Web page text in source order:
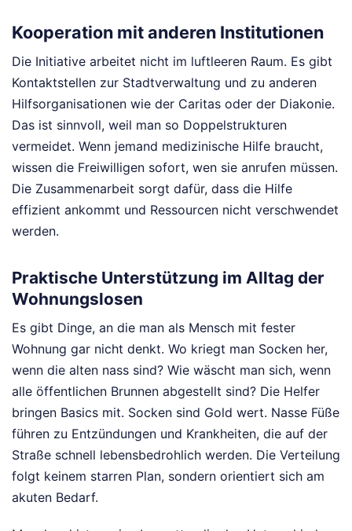
Kooperation mit anderen Institutionen
Die Initiative arbeitet nicht im luftleeren Raum. Es gibt
Kontaktstellen zur Stadtverwaltung und zu anderen
Hilfsorganisationen wie der Caritas oder der Diakonie.
Das ist sinnvoll, weil man so Doppelstrukturen
vermeidet. Wenn jemand medizinische Hilfe braucht,
wissen die Freiwilligen sofort, wen sie anrufen müssen.
Die Zusammenarbeit sorgt dafür, dass die Hilfe
effizient ankommt und Ressourcen nicht verschwendet
werden.
Praktische Unterstützung im Alltag der
Wohnungslosen
Es gibt Dinge, an die man als Mensch mit fester
Wohnung gar nicht denkt. Wo kriegt man Socken her,
wenn die alten nass sind? Wie wäscht man sich, wenn
alle öffentlichen Brunnen abgestellt sind? Die Helfer
bringen Basics mit. Socken sind Gold wert. Nasse Füße
führen zu Entzündungen und Krankheiten, die auf der
Straße schnell lebensbedrohlich werden. Die Verteilung
folgt keinem starren Plan, sondern orientiert sich am
akuten Bedarf.